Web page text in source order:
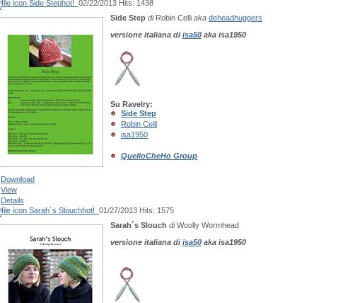
Side Stephot! 02/22/2013 Hits: 1438
Side Step di Robin Celli aka deheadhuggers
versione italiana diisa50 aka isa1950
Su Ravelry:
Side Step
Robin Celli
isa1950
QuelloCheHo Group
Download
View
Details
Sarah´s Slouchhot! 01/27/2013 Hits: 1575
Sarah´s Slouch diWoolly Wormhead
versione italiana diisa50 aka isa1950